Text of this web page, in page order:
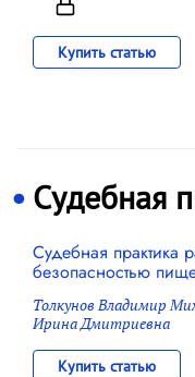
Купить статью
Судебная
Судебная практика
безопасностью
Толкунов Владимир
Ирина Дмитриевна
Купить статью